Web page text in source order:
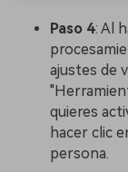
Paso 4: Al
ajustes de
quieres
hacer clic
persona.